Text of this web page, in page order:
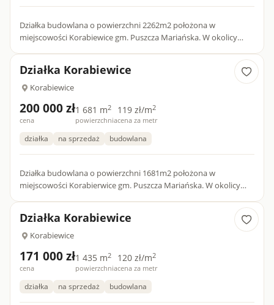
Działka budowlana o powierzchni 2262m2 położona w
miejscowości Korabiewice gm. Puszcza Mariańska. W okolicy
Działka Korabiewice
Korabiewice
200 000 zł
cena
1 681 m2
powierzchnia
119 zł/m2
cena za metr
działka na sprzedaż budowlana
Działka budowlana o powierzchni 1681m2 położona w
miejscowości Korabierwice gm. Puszcza Mariańska. W okolicy
Działka Korabiewice
Korabiewice
171 000 zł
cena
1 435 m2
powierzchnia
120 zł/m2
cena za metr
działka na sprzedaż budowlana